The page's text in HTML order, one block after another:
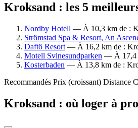
Kroksand : les 5
Nordby Hotell — À 10,3 km de :
Strömstad Spa & Resort, An
Daftö Resort — À 16,2 km de :
Motell Svinesundparken — À 17,4
Kosterbaden — À 13,8 km de :
Recommandés Prix (croissant) Distance
Kroksand : où loger à